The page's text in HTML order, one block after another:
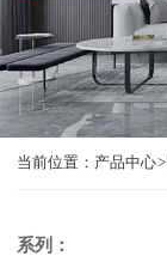
当前位置： 产品中心
系列：